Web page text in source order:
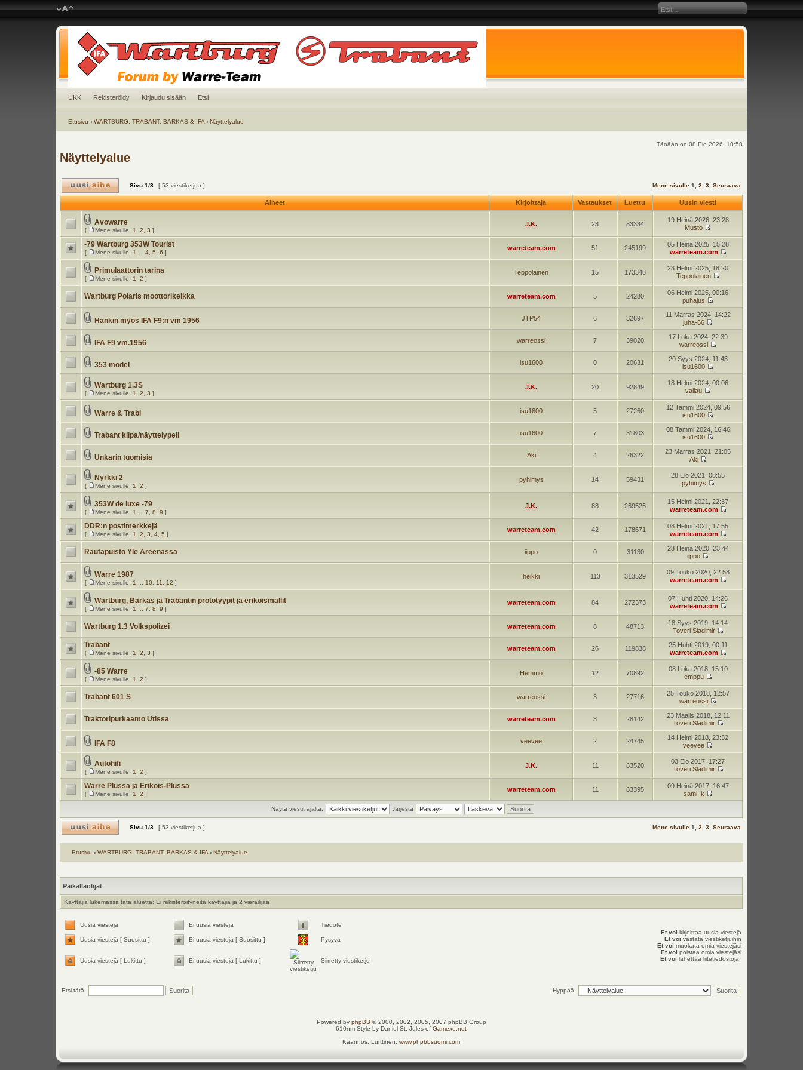
UKK Rekisteröidy Kirjaudu sisään Etsi
Etusivu ‹ WARTBURG, TRABANT, BARKAS & IFA ‹ Näyttelyalue
Tänään on 08 Elo 2026, 10:50
Näyttelyalue
Sivu1/3 [ 53 viestiketjua ] Mene sivulle 1 ,2 ,3 Seuraava
Aiheet Kirjoittaja Vastaukset Luettu Uusin viesti
Avowarre
[ Mene sivulle: 1 ,2 ,3 ]
J.K. 23 83334
19 Heinä 2026, 23:28
Musto
-79 Wartburg 353W Tourist
[ Mene sivulle: 1 ...4 ,5 ,6 ]
warreteam.com 51 245199
05 Heinä 2025, 15:28
warreteam.com
Primulaattorin tarina
[ Mene sivulle: 1 ,2 ]
Teppolainen 15 173348
23 Helmi 2025, 18:20
Teppolainen
Wartburg Polaris moottorikelkka warreteam.com 5 24280
06 Helmi 2025, 00:16
puhajus
Hankin myös IFA F9:n vm 1956 JTP54 6 32697
11 Marras 2024, 14:22
juha-66
IFA F9 vm.1956 warreossi 7 39020
17 Loka 2024, 22:39
warreossi
353 model isu1600 0 20631
20 Syys 2024, 11:43
isu1600
Wartburg 1.3S
[ Mene sivulle: 1 ,2 ,3 ]
J.K. 20 92849
18 Helmi 2024, 00:06
vallau
Warre & Trabi isu1600 5 27260
12 Tammi 2024, 09:56
isu1600
Trabant kilpa/näyttelypeli isu1600 7 31803
08 Tammi 2024, 16:46
isu1600
Unkarin tuomisia Aki 4 26322
23 Marras 2021, 21:05
Aki
Nyrkki 2
[ Mene sivulle: 1 ,2 ]
pyhimys 14 59431
28 Elo 2021, 08:55
pyhimys
353W de luxe -79
[ Mene sivulle: 1 ...7 ,8 ,9 ]
J.K. 88 269526
15 Helmi 2021, 22:37
warreteam.com
DDR:n postimerkkejä
[ Mene sivulle: 1 ,2 ,3 ,4 ,5 ]
warreteam.com 42 178671
08 Helmi 2021, 17:55
warreteam.com
Rautapuisto Yle Areenassa iippo 0 31130
23 Heinä 2020, 23:44
iippo
Warre 1987
[ Mene sivulle: 1 10 11 12 ]
heikki 113 313529
09 Touko 2020, 22:58
warreteam.com
Wartburg, Barkas ja Trabantin prototyypit ja erikoismallit
[ Mene sivulle: 1 ...7 ,8 ,9 ]
warreteam.com 84 272373
07 Huhti 2020, 14:26
warreteam.com
Wartburg 1.3 Volkspolizei warreteam.com 8 48713
18 Syys 2019, 14:14
Toveri Sladimir
Trabant
[ Mene sivulle: 1 ,2 ,3 ]
warreteam.com 26 119838
25 Huhti 2019, 00:11
warreteam.com
-85 Warre
[ Mene sivulle: 1 ,2 ]
Hemmo 12 70892
08 Loka 2018, 15:10
emppu
Trabant 601 S warreossi 3 27716
25 Touko 2018, 12:57
warreossi
Traktoripurkaamo Utissa warreteam.com 3 28142
23 Maalis 2018, 12:11
Toveri Sladimir
IFA F8 veevee 2 24745
14 Helmi 2018, 23:32
veevee
Autohifi
[ Mene sivulle: 1 ,2 ]
J.K. 11 63520
03 Elo 2017, 17:27
Toveri Sladimir
Warre Plussa ja Erikois-Plussa
[ Mene sivulle: 1 ,2 ]
warreteam.com 11 63395
09 Heinä 2017, 16:47
sami_k
Näytä viestit ajalta: Järjestä
Sivu1/3 [ 53 viestiketjua ] Mene sivulle 1 ,2 ,3 Seuraava
Etusivu ‹ WARTBURG, TRABANT, BARKAS & IFA ‹ Näyttelyalue
Paikallaolijat
Käyttäjiä lukemassa tätä aluetta: Ei rekisteröityneitä käyttäjiä ja 2 vierailijaa
Uusia viestejä Ei uusia viestejä Tiedote
Uusia viestejä [ Suosittu ] Ei uusia viestejä [ Suosittu ] Pysyvä
Uusia viestejä [ Lukittu ] Ei uusia viestejä [ Lukittu ] Siirretty viestiketju
Et voi kirjoittaa uusia viestejä
Et voi vastata viestiketjuihin
Et voi muokata omia viestejäsi
Et voi poistaa omia viestejäsi
Et voi lähettää liitetiedostoja.
Etsi tätä: Hyppää:
Powered by phpBB © 2000, 2002, 2005, 2007 phpBB Group
610nm Style by Daniel St. Jules ofGamexe.net
Käännös, Lurttinen,www.phpbbsuomi.com